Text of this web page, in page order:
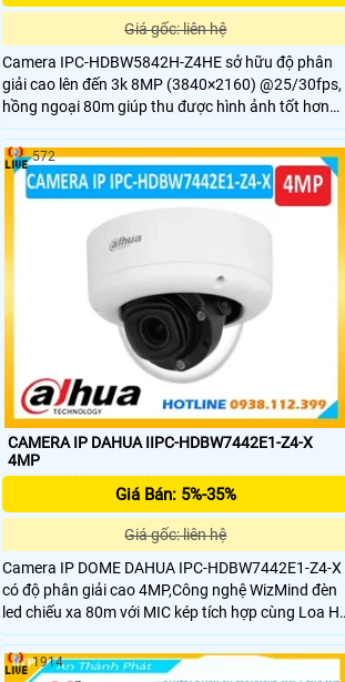
Giá gốc: liên hệ
Camera IPC-HDBW5842H-Z4HE sở hữu độ phân
giải cao lên đến 3k 8MP (3840×2160) @25/30fps,
hồng ngoại 80m giúp thu được hình ảnh tốt hơn
với khoảng cách xa hơn ngay cả trong điều kiện
ánh sáng yếu. Công nghệ AI tiên tiến, hỗ trợ siêu
dữ liệu video, phát hiện khuôn mặt, vật thể, đếm
người, và IVS, tối ưu hóa hiệu quả giám sát..
CAMERA IP DAHUA IIPC-HDBW7442E1-Z4-X
4MP
Giá Bán: 5%-35%
Giá gốc: liên hệ
Camera IP DOME DAHUA IPC-HDBW7442E1-Z4-X
có độ phân giải cao 4MP,Công nghệ WizMind đèn
led chiếu xa 80m với MIC kép tích hợp cùng Loa
Fi tích hợp có phạm vi âm thanh lên tới 20
mét,chức như nhận diện,phát hiện khuôn
người,và phát hiện PPE + IVS,hỗ trợ thẻ Micro SD
572
1914